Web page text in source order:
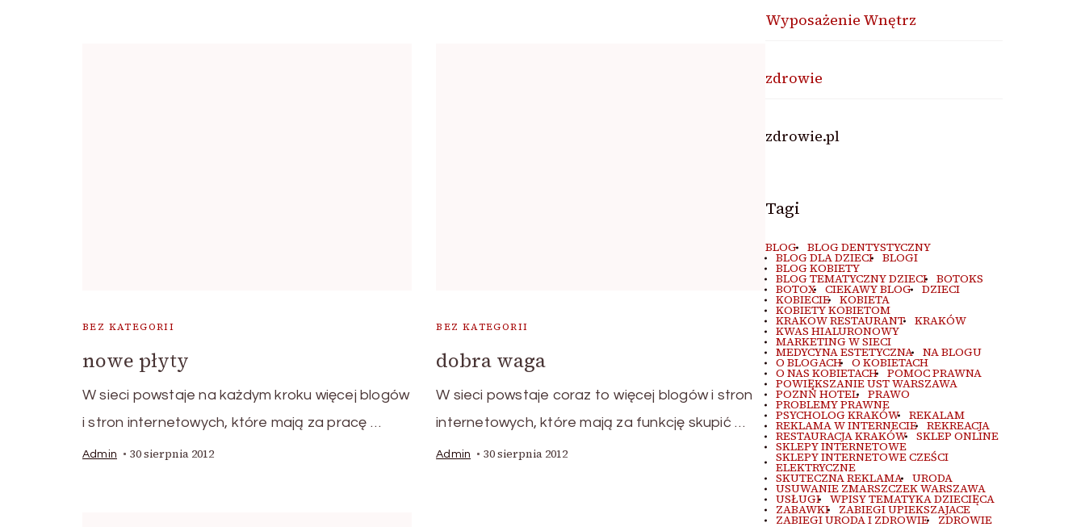
BEZ KATEGORII
nowe płyty
W sieci powstaje na każdym kroku więcej blogów
i stron internetowych, które mają za pracę …
Admin 30 sierpnia 2012
BEZ KATEGORII
dobra waga
W sieci powstaje coraz to więcej blogów i stron
internetowych, które mają za funkcję skupić …
Admin 30 sierpnia 2012
Wyposażenie Wnętrz
zdrowie
zdrowie.pl
Tagi
BLOG BLOG DENTYSTYCZNY
BLOG DLA DZIECI BLOGI
BLOG KOBIETY
BLOG TEMATYCZNY DZIECI BOTOKS
BOTOX CIEKAWY BLOG DZIECI
KOBIECIE KOBIETA
KOBIETY KOBIETOM
KRAKOW RESTAURANT KRAKÓW
KWAS HIALURONOWY
MARKETING W SIECI
MEDYCYNA ESTETYCZNA NA BLOGU
O BLOGACH O KOBIETACH
O NAS KOBIETACH POMOC PRAWNA
POWIĘKSZANIE UST WARSZAWA
POZNŃ HOTEL PRAWO
PROBLEMY PRAWNE
PSYCHOLOG KRAKÓW REKALAM
REKLAMA W INTERNECIE REKREACJA
RESTAURACJA KRAKÓW SKLEP ONLINE
SKLEPY INTERNETOWE
SKLEPY INTERNETOWE CZEŚCI
ELEKTRYCZNE
SKUTECZNA REKLAMA URODA
USUWANIE ZMARSZCZEK WARSZAWA
USŁUGI WPISY TEMATYKA DZIECIĘCA
ZABAWKI ZABIEGI UPIEKSZAJACE
ZABIEGI URODA I ZDROWIE ZDROWIE